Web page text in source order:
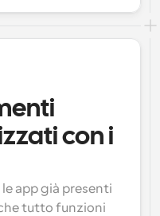
con i
app già presenti
tutto funzioni